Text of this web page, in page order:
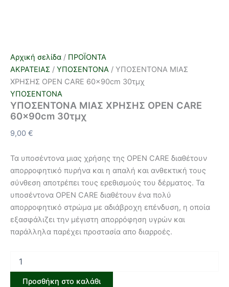
Αρχική σελίδα / ΠΡΟΪΟΝΤΑ
ΑΚΡΑΤΕΙΑΣ / ΥΠΟΣΕΝΤΟΝΑ / ΥΠΟΣΕΝΤΟΝΑ ΜΙΑΣ
ΧΡΗΣΗΣ OPEN CARE 60x90cm 30τμχ
ΥΠΟΣΕΝΤΟΝΑ
ΥΠΟΣΕΝΤΟΝΑ ΜΙΑΣ ΧΡΗΣΗΣ OPEN CARE
60x90cm 30τμχ
9,00 €
Τα υποσέντονα μιας χρήσης της OPEN CARE διαθέτουν
απορροφητικό πυρήνα και η απαλή και ανθεκτική τους
σύνθεση αποτρέπει τους ερεθισμούς του δέρματος. Τα
υποσέντονα OPEN CARE διαθέτουν ένα πολύ
απορροφητικό στρώμα με αδιάβροχη επένδυση, η οποία
εξασφάλιζει την μέγιστη απορρόφηση υγρών και
παράλληλα παρέχει προστασία απο διαρροές.
Προσθήκη στο καλάθι